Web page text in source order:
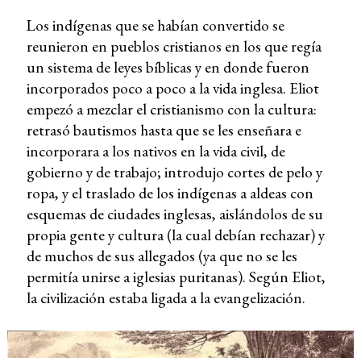
Los indígenas que se habían convertido se
reunieron en pueblos cristianos en los que regía
un sistema de leyes bíblicas y en donde fueron
incorporados poco a poco a la vida inglesa. Eliot
empezó a mezclar el cristianismo con la cultura:
retrasó bautismos hasta que se les enseñara e
incorporara a los nativos en la vida civil, de
gobierno y de trabajo; introdujo cortes de pelo y
ropa, y el traslado de los indígenas a aldeas con
esquemas de ciudades inglesas, aislándolos de su
propia gente y cultura (la cual debían rechazar) y
de muchos de sus allegados (ya que no se les
permitía unirse a iglesias puritanas). Según Eliot,
la civilización estaba ligada a la evangelización.